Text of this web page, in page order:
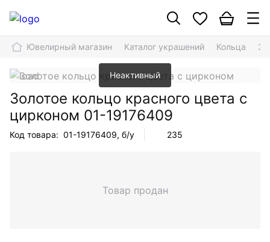
Ювелирный магазин Каталог украшений Кольца
Неактивный
Золотое кольцо красного цвета с
цирконом 01-19176409
Код товара: 01-19176409, б/у 235
Товар продан